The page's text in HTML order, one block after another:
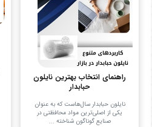
راهنمای انتخاب بهترین نایلون
حبابدار
نایلون حبابدار سال‌هاست که به عنوان
یکی از اصلی‌ترین مواد محافظتی در
صنایع گوناگون شناخته ...